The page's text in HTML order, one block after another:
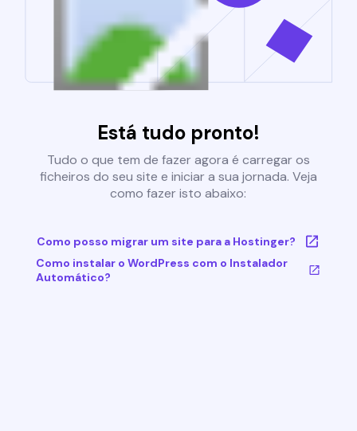
Está tudo pronto!
Tudo o que tem de fazer agora é carregar os
ficheiros do seu site e iniciar a sua jornada. Veja
como fazer isto abaixo:
Como posso migrar um site para a Hostinger?
Como instalar o WordPress com o Instalador
Automático?